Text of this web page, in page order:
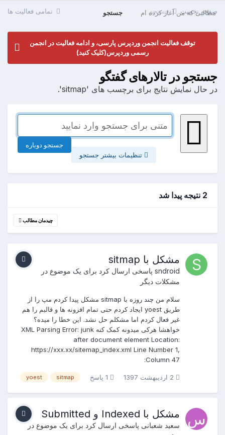
مطالبی که من آغاز کرده ام جستجو تمامی فعالیت ها صفحه نخست جستجو
توقف فعالیت انجمن وردپرس پارسی، و ادامه فعالیت در انجمن
رسمی وردپرس(کلیک کنید)
جستجو در تالارهای گفتگو
در حال نمایش نتایج برای برچسب های 'sitmap'.
جستجو دوباره
تنظیمات بیشتر جستجو
2 نتیجه پیدا شد
چیدمان مطالب
مشکل با sitmap
sndroid پاسخی ارسال کرد برای یک موضوع در
مشکلات دیگر
سلام من چند روزه با sitmap مشکل پیدا کردم مپ را از
طریق yoest ایجاد کردم حتی تمام افزونه ها و قالبم را هم
غیر فعال کردم اما مشکلم حل نشد. این خطا را میده؟
خواهشا هرکی میدونه کمک کنه XML Parsing Error: junk
after document element Location:
https://xxx.xx/sitemap_index.xml Line Number 1,
Column 47:
2 اردیبهشت 1397 sitmap
yoest
مشکل با Indexed و Submitted
سعید شعبانی پاسخی ارسال کرد برای یک موضوع در